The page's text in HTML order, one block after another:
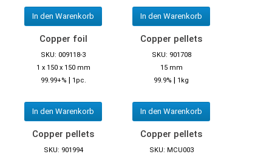
In den Warenkorb In den Warenkorb
Copper foil
SKU: 009118-3
1 x 150 x 150 mm
99.99+% | 1pc.
In den Warenkorb
Copper pellets
SKU: 901708
15 mm
99.9% | 1kg
In den Warenkorb
Copper pellets
SKU: 901994
Copper pellets
SKU: MCU003